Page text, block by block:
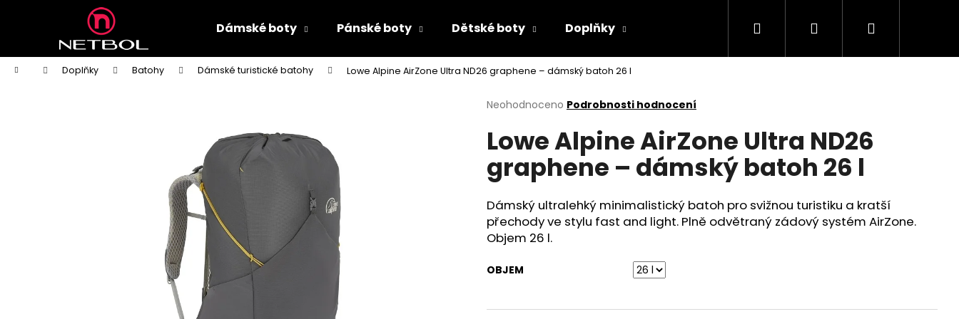
Dámské boty Pánské boty Dětské boty Doplňky Hledat PřihlášeníNákupní
Domů Doplňky Batohy Dámské turistické batohy Lowe Alpine AirZone Ultra ND26 graphene – dámský batoh 26 l
Průměrné
produktu
je
z
5
hvězdiček.
Neohodnoceno Podrobnosti hodnocení
Lowe Alpine AirZone Ultra ND26
graphene – dámský batoh 26 l
Dámský ultralehký minimalistický batoh pro svižnou turistiku a kratší
přechody ve stylu fast and light. Plně odvětraný zádový systém AirZone.
Objem 26 l.
OBJEM
í
do
obchodu
do
obchodu
Co potřebujete najít?
HLEDAT
ZDRAVOTNÍ OBUV PETER LEGWOOD DÁMSKÉ ŽABKY TAMARIS 1-27509-46
PRIMIGI 2418511